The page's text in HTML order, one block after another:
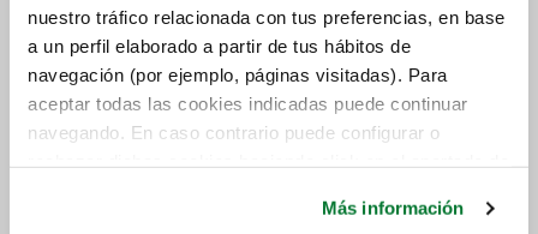
nuestro tráfico relacionada con tus preferencias, en base
a un perfil elaborado a partir de tus hábitos de
navegación (por ejemplo, páginas visitadas). Para
aceptar todas las cookies indicadas puede continuar
navegando. En caso contrario puede configurar o
Más información
En paralelo a estos sistemas de ventilación se están
desarrollando otros alternativos como los
purificadores o ionizadores. Estos sistemas aparecen
en Estados Unidos ante la problemática que se crea
en los grandes sistemas de conductos centralizados,
que con el tiempo se convierten en un foco de
bacterias, partículas de polvo, ácaros y moho. La